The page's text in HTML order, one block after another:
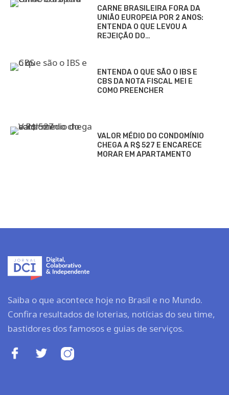
CARNE BRASILEIRA FORA DA
UNIÃO EUROPEIA POR 2 ANOS:
ENTENDA O QUE LEVOU A
REJEIÇÃO DO…
ENTENDA O QUE SÃO O IBS E
CBS DA NOTA FISCAL MEI E
COMO PREENCHER
VALOR MÉDIO DO CONDOMÍNIO
CHEGA A R$ 527 E ENCARECE
MORAR EM APARTAMENTO
Saiba o que acontece hoje no Brasil e no Mundo.
Confira resultados de loterias, notícias do seu time,
bastidores dos famosos e guias de serviços.